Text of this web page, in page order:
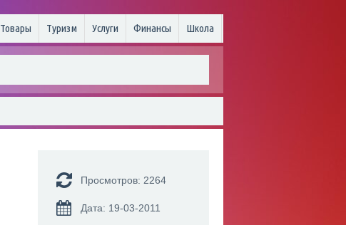
Товары Туризм Услуги Финансы Школа
Просмотров: 2264
Дата: 19-03-2011